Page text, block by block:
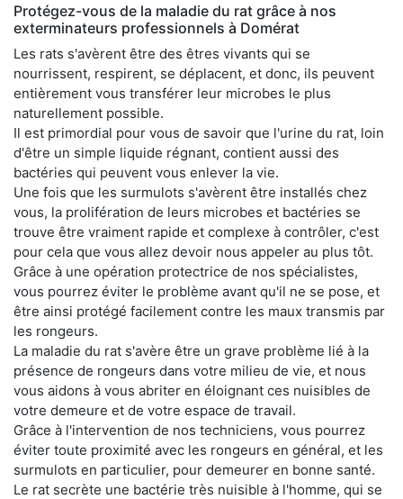
Protégez-vous de la maladie du rat grâce à nos
exterminateurs professionnels à Domérat
Les rats s'avèrent être des êtres vivants qui se
nourrissent, respirent, se déplacent, et donc, ils peuvent
entièrement vous transférer leur microbes le plus
naturellement possible.
Il est primordial pour vous de savoir que l'urine du rat, loin
d'être un simple liquide régnant, contient aussi des
bactéries qui peuvent vous enlever la vie.
Une fois que les surmulots s'avèrent être installés chez
vous, la prolifération de leurs microbes et bactéries se
trouve être vraiment rapide et complexe à contrôler, c'est
pour cela que vous allez devoir nous appeler au plus tôt.
Grâce à une opération protectrice de nos spécialistes,
vous pourrez éviter le problème avant qu'il ne se pose, et
être ainsi protégé facilement contre les maux transmis par
les rongeurs.
La maladie du rat s'avère être un grave problème lié à la
présence de rongeurs dans votre milieu de vie, et nous
vous aidons à vous abriter en éloignant ces nuisibles de
votre demeure et de votre espace de travail.
Grâce à l'intervention de nos techniciens, vous pourrez
éviter toute proximité avec les rongeurs en général, et les
surmulots en particulier, pour demeurer en bonne santé.
Le rat secrète une bactérie très nuisible à l'homme, qui se